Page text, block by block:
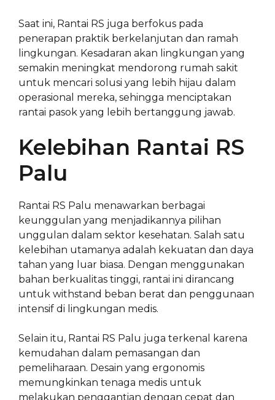
Saat ini, Rantai RS juga berfokus pada
penerapan praktik berkelanjutan dan ramah
lingkungan. Kesadaran akan lingkungan yang
semakin meningkat mendorong rumah sakit
untuk mencari solusi yang lebih hijau dalam
operasional mereka, sehingga menciptakan
rantai pasok yang lebih bertanggung jawab.
Kelebihan Rantai RS
Palu
Rantai RS Palu menawarkan berbagai
keunggulan yang menjadikannya pilihan
unggulan dalam sektor kesehatan. Salah satu
kelebihan utamanya adalah kekuatan dan daya
tahan yang luar biasa. Dengan menggunakan
bahan berkualitas tinggi, rantai ini dirancang
untuk withstand beban berat dan penggunaan
intensif di lingkungan medis.
Selain itu, Rantai RS Palu juga terkenal karena
kemudahan dalam pemasangan dan
pemeliharaan. Desain yang ergonomis
memungkinkan tenaga medis untuk
melakukan penggantian dengan cepat dan